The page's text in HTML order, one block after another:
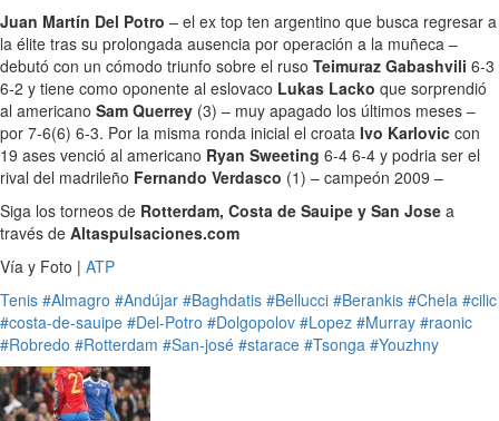
Juan Martín Del Potro – el ex top ten argentino que busca regresar a
la élite tras su prolongada ausencia por operación a la muñeca –
debutó con un cómodo triunfo sobre el ruso Teimuraz Gabashvili 6-3
6-2 y tiene como oponente al eslovaco Lukas Lacko que sorprendió
al americano Sam Querrey (3) – muy apagado los últimos meses –
por 7-6(6) 6-3. Por la misma ronda inicial el croata Ivo Karlovic con
19 ases venció al americano Ryan Sweeting 6-4 6-4 y podria ser el
rival del madrileño Fernando Verdasco (1) – campeón 2009 –
Siga los torneos de Rotterdam, Costa de Sauipe y San Jose a
través de Altaspulsaciones.com
Vía y Foto | ATP
Tenis #Almagro #Andújar #Baghdatis #Bellucci #Berankis #Chela #cilic
#costa-de-sauipe #Del-Potro #Dolgopolov #Lopez #Murray #raonic
#Robredo #Rotterdam #San-josé #starace #Tsonga #Youzhny